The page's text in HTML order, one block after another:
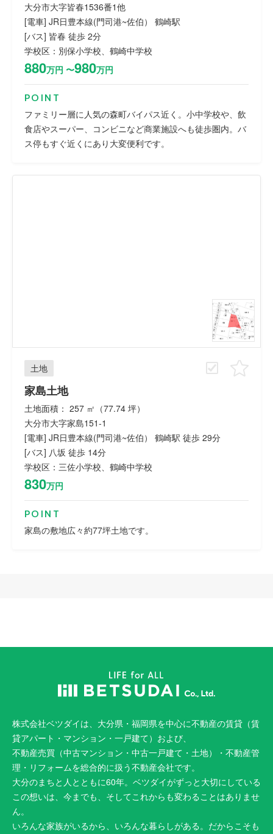
大分市大字皆春1536番1他
[電車] JR日豊本線(門司港~佐伯） 鶴崎駅
[バス] 皆春 徒歩 2分
学校区：別保小学校、鶴崎中学校
880万円 〜980万円
POINT
ファミリー層に人気の森町バイパス近く。小中学校や、飲
食店やスーパー、コンビニなど商業施設へも徒歩圏内。バ
ス停もすぐ近くにあり大変便利です。
土地
家島土地
土地面積： 257 ㎡（77.74 坪）
大分市大字家島151-1
[電車] JR日豊本線(門司港~佐伯） 鶴崎駅 徒歩 29分
[バス] 八坂 徒歩 14分
学校区：三佐小学校、鶴崎中学校
830万円
POINT
家島の敷地広々約77坪土地です。
株式会社ベツダイは、大分県・福岡県を中心に不動産の賃貸（賃
貸アパート・マンション・一戸建て）および、
不動産売買（中古マンション・中古一戸建て・土地）・不動産管
理・リフォームを総合的に扱う不動産会社です。
大分のまちと人とともに60年。ベツダイがずっと大切にしている
この想いは、今までも、そしてこれからも変わることはありませ
ん。
いろんな家族がいるから、いろんな暮らしがある。だからこそも